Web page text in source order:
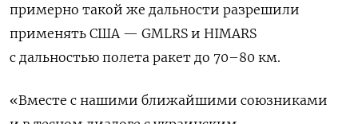
примерно такой же дальности разрешили
применять США — GMLRS и HIMARS
с дальностью полета ракет до 70–80 км.
«Вместе с нашими ближайшими союзниками